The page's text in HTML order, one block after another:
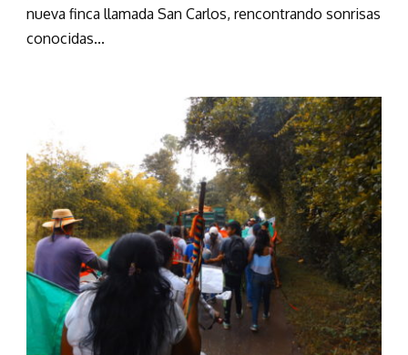
nueva finca llamada San Carlos, rencontrando sonrisas
conocidas...